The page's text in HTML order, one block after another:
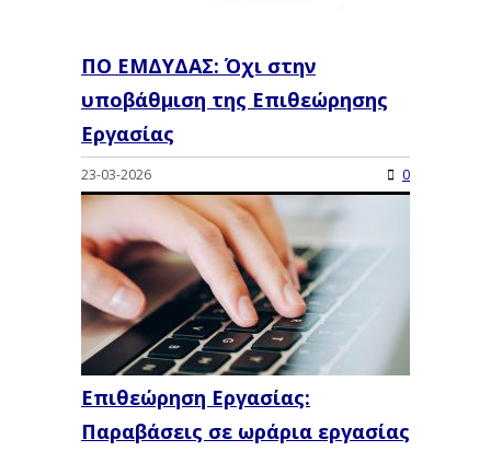
ΠΟ ΕΜΔΥΔΑΣ: Όχι στην
υποβάθμιση της Επιθεώρησης
Εργασίας
23-03-2026 0
Επιθεώρηση Εργασίας:
Παραβάσεις σε ωράρια εργασίας